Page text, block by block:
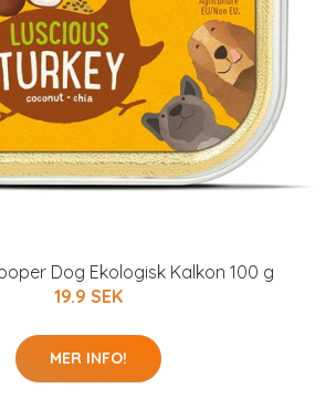
Dog Ekologisk Kalkon 100 g
19.9 SEK
MER INFO!